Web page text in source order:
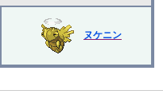
ヌケニン